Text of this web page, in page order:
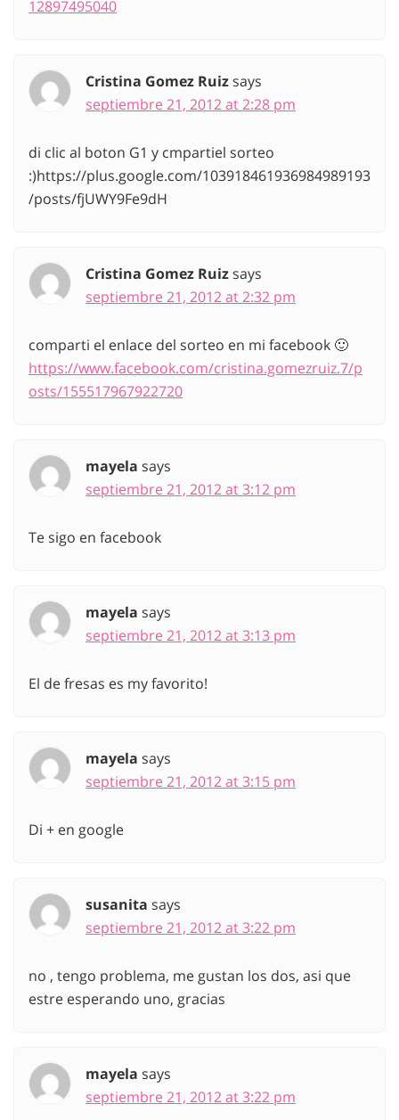
12897495040
Cristina Gomez Ruizsays
septiembre 21, 2012 at 2:28 pm
di clic al boton G1 y cmpartiel sorteo
:)https://plus.google.com/103918461936984989193
/posts/fjUWY9Fe9dH
Cristina Gomez Ruizsays
septiembre 21, 2012 at 2:32 pm
comparti el enlace del sorteo en mi facebook 🙂
https://www.facebook.com/cristina.gomezruiz.7/p
osts/155517967922720
mayela says
septiembre 21, 2012 at 3:12 pm
Te sigo en facebook
mayela says
septiembre 21, 2012 at 3:13 pm
El de fresas es my favorito!
mayela says
septiembre 21, 2012 at 3:15 pm
Di + en google
susanita says
septiembre 21, 2012 at 3:22 pm
no , tengo problema, me gustan los dos, asi que
estre esperando uno, gracias
mayela says
septiembre 21, 2012 at 3:22 pm